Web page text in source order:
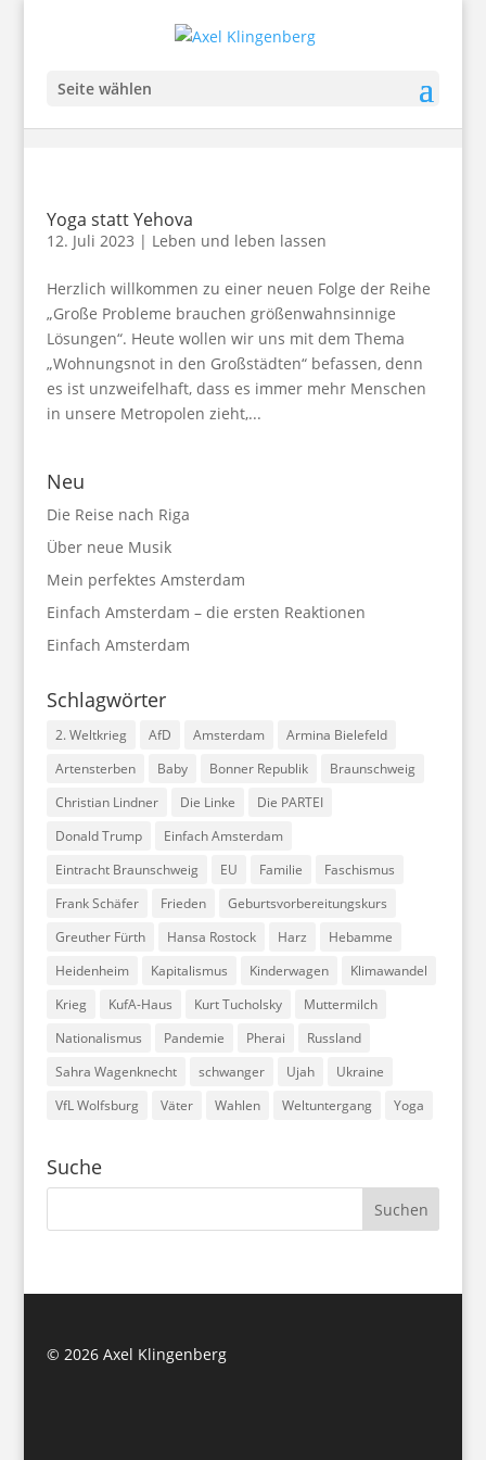
Seite wählen
Yoga statt Yehova
12. Juli 2023 | Leben und leben lassen
Herzlich willkommen zu einer neuen Folge der Reihe
„Große Probleme brauchen größenwahnsinnige
Lösungen“. Heute wollen wir uns mit dem Thema
„Wohnungsnot in den Großstädten“ befassen, denn
es ist unzweifelhaft, dass es immer mehr Menschen
in unsere Metropolen zieht,...
Neu
Die Reise nach Riga
Über neue Musik
Mein perfektes Amsterdam
Einfach Amsterdam – die ersten Reaktionen
Einfach Amsterdam
Schlagwörter
2. Weltkrieg AfD Amsterdam
Armina Bielefeld
Artensterben
Baby Bonner Republik
Braunschweig
Christian Lindner
Die Linke
Die PARTEI
Donald Trump
Einfach Amsterdam
Eintracht Braunschweig
EU Familie
Faschismus
Frank Schäfer
Frieden
Geburtsvorbereitungskurs
Greuther Fürth
Hansa Rostock Harz
Hebamme
Heidenheim
Kapitalismus Kinderwagen
Klimawandel
Krieg
KufA-Haus Kurt Tucholsky
Muttermilch
Nationalismus
Pandemie Pherai
Russland
Sahra Wagenknecht
schwanger Ujah
Ukraine
VfL Wolfsburg
Väter Wahlen Weltuntergang Yoga
Suche
© 2026 Axel Klingenberg